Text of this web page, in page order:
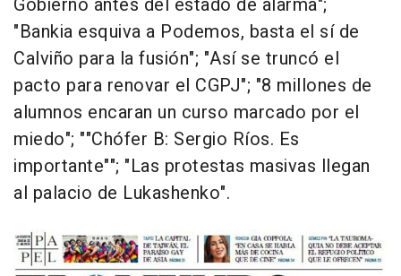
"Bankia esquiva a Podemos, basta el sí de
Calviño para la fusión"; "Así se truncó el
pacto para renovar el CGPJ"; "8 millones de
alumnos encaran un curso marcado por el
miedo"; ""Chófer B: Sergio Ríos. Es
importante""; "Las protestas masivas llegan
al palacio de Lukashenko".